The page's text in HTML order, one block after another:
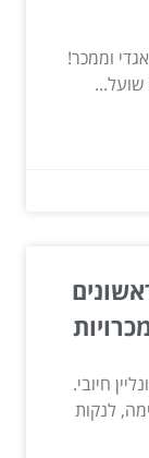
וממכר!
שועל...
חיובי.
לנקות